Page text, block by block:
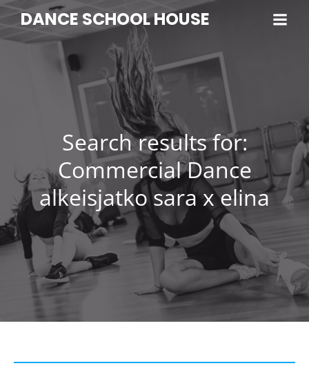
DANCE SCHOOL HOUSE
Search results for:
Commercial Dance
alkeisjatko sara x elina